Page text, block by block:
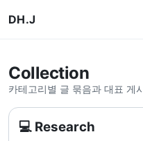
DH.J
Collection
카테고리별 글 묶음과 대표 게
💻 Research